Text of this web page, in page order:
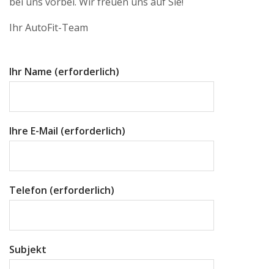
Ihr AutoFit-Team
Ihr Name (erforderlich)
Ihre E-Mail (erforderlich)
Telefon (erforderlich)
Subjekt